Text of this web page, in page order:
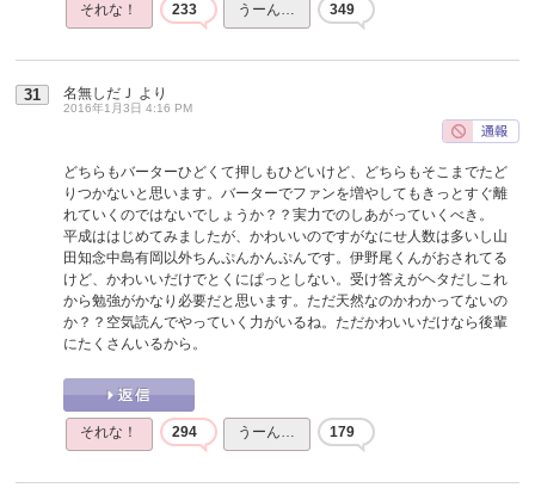
それな！ 233 うーん… 349
31 名無しだＪ より
2016年1月3日 4:16 PM
どちらもバーターひどくて押しもひどいけど、どちらもそこまでたど
りつかないと思います。バーターでファンを増やしてもきっとすぐ離
れていくのではないでしょうか？？実力でのしあがっていくべき。
平成ははじめてみましたが、かわいいのですがなにせ人数は多いし山
田知念中島有岡以外ちんぷんかんぷんです。伊野尾くんがおされてる
けど、かわいいだけでとくにぱっとしない。受け答えがヘタだしこれ
から勉強がかなり必要だと思います。ただ天然なのかわかってないの
か？？空気読んでやっていく力がいるね。ただかわいいだけなら後輩
にたくさんいるから。
それな！ 294 うーん… 179